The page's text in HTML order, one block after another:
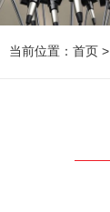
当前位置： 首页 >